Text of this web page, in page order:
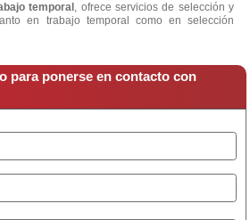
temporal , ofrece servicios de selección y
en trabajo temporal como en selección
para ponerse en contacto con